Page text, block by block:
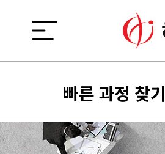
빠른 과정 찾기